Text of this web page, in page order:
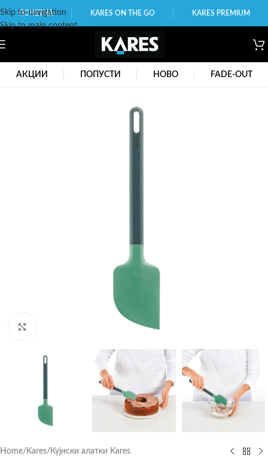
Skip to navigation
Skip to main content
ПОЧЕТНА KARES ON THE GO KARES PREMIUM
АКЦИИ ПОПУСТИ НОВО FADE-OUT
Home/ Kares/ Кујнски алатки Kares